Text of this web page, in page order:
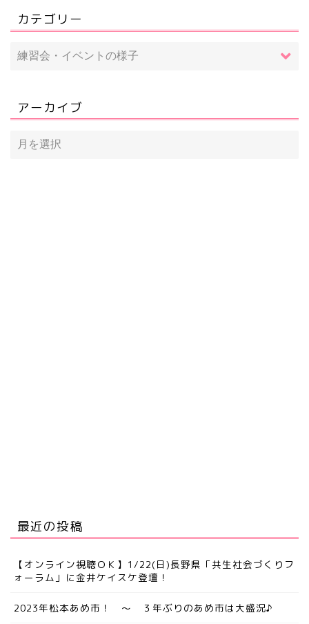
カテゴリー
アーカイブ
最近の投稿
【オンライン視聴ＯＫ】1/22(日)長野県「共生社会づくりフ
ォーラム」に金井ケイスケ登壇！
2023年松本あめ市！ ～ ３年ぶりのあめ市は大盛況♪